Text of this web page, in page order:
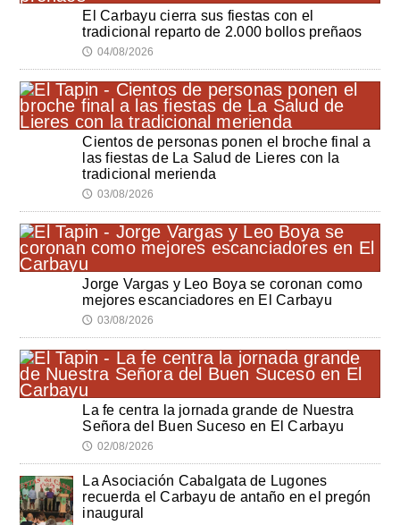
El Carbayu cierra sus fiestas con el
tradicional reparto de 2.000 bollos preñaos
🕔 04/08/2026
Cientos de personas ponen el broche final a
las fiestas de La Salud de Lieres con la
tradicional merienda
🕔 03/08/2026
Jorge Vargas y Leo Boya se coronan como
mejores escanciadores en El Carbayu
🕔 03/08/2026
La fe centra la jornada grande de Nuestra
Señora del Buen Suceso en El Carbayu
🕔 02/08/2026
La Asociación Cabalgata de Lugones
recuerda el Carbayu de antaño en el pregón
inaugural